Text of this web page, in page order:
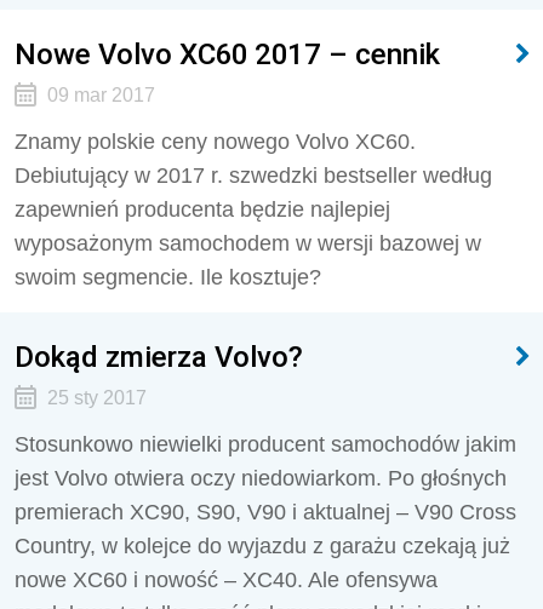
Nowe Volvo XC60 2017 – cennik
09 mar 2017
Znamy polskie ceny nowego Volvo XC60.
Debiutujący w 2017 r. szwedzki bestseller według
zapewnień producenta będzie najlepiej
wyposażonym samochodem w wersji bazowej w
swoim segmencie. Ile kosztuje?
Dokąd zmierza Volvo?
25 sty 2017
Stosunkowo niewielki producent samochodów jakim
jest Volvo otwiera oczy niedowiarkom. Po głośnych
premierach XC90, S90, V90 i aktualnej – V90 Cross
Country, w kolejce do wyjazdu z garażu czekają już
nowe XC60 i nowość – XC40. Ale ofensywa